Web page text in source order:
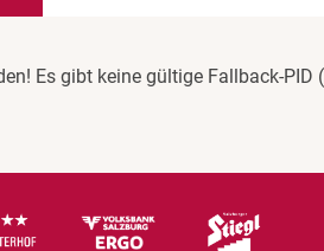
Es gibt keine gültige Fallback-PID